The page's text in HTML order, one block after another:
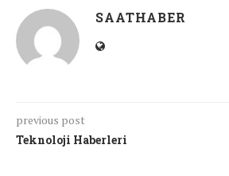
SAATHABER
previous post
Teknoloji Haberleri